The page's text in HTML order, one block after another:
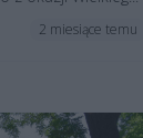
2 miesiące temu